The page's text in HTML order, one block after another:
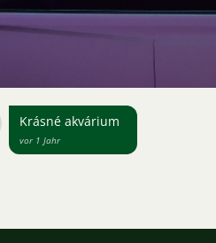
Krásné akvárium
vor 1 Jahr